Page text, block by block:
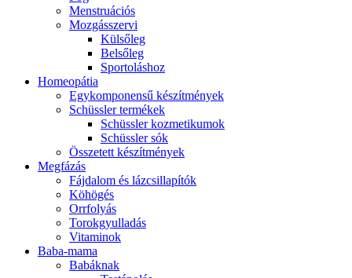
Menstruációs
Mozgásszervi
Külsőleg
Belsőleg
Sportoláshoz
Homeopátia
Egykomponensű készítmények
Schüssler termékek
Schüssler kozmetikumok
Schüssler sók
Összetett készítmények
Megfázás
Fájdalom és lázcsillapítók
Köhögés
Orrfolyás
Torokgyulladás
Vitaminok
Baba-mama
Babáknak